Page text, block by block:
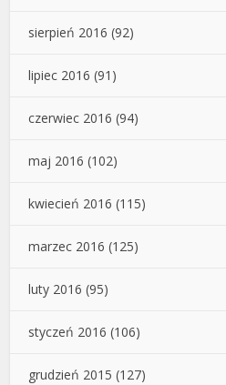
sierpień 2016 (92)
lipiec 2016 (91)
czerwiec 2016 (94)
maj 2016 (102)
kwiecień 2016 (115)
marzec 2016 (125)
luty 2016 (95)
styczeń 2016 (106)
grudzień 2015 (127)